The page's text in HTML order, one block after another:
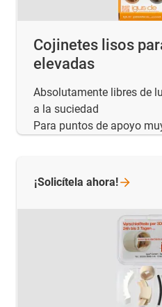
Cojinetes lisos
elevadas
Absolutamente libres de
a la suciedad
Para puntos de apoyo
¡Solicítela ahora!